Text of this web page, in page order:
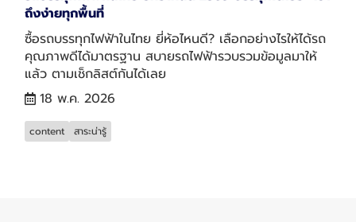
ถึงง่ายทุกพื้นที่
ซื้อรถบรรทุกไฟฟ้าในไทย ยี่ห้อไหนดี? เลือกอย่างไรให้ได้รถ
คุณภาพดีได้มาตรฐาน สบายรถไฟฟ้ารวบรวมข้อมูลมาให้
แล้ว ตามเช็กลิสต์กันได้เลย
18 พ.ค. 2026
content สาระน่ารู้